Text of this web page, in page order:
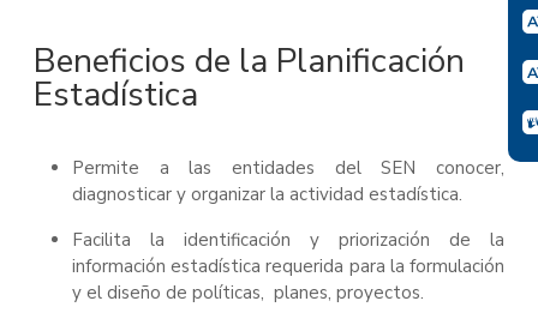
Beneficios de la Planificación
Estadística
Permite a las entidades del SEN conocer,
diagnosticar y organizar la actividad estadística.
Facilita la identificación y priorización de la
información estadística requerida para la formulación
y el diseño de políticas, planes, proyectos.